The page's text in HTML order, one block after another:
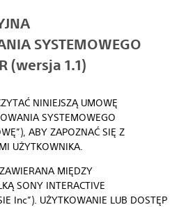
SYSTEMOWEGO
(wersja 1.1)
NINIEJSZĄ UMOWĘ
SYSTEMOWEGO
ABY ZAPOZNAĆ SIĘ Z
UŻYTKOWNIKA.
MIĘDZY
SONY INTERACTIVE
Inc”). UŻYTKOWANIE LUB DOSTĘP